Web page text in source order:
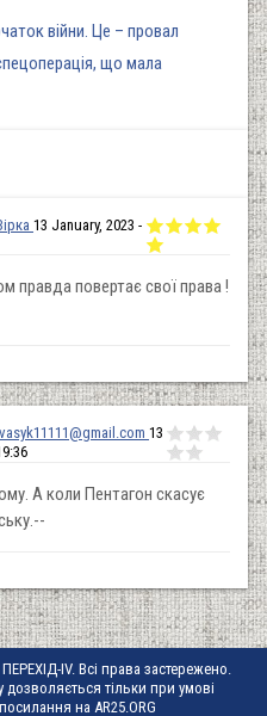
війни. Це – провал
що мала
13 January, 2023 -
правда повертає свої права !
13
А коли Пентагон скасує
IV. Всі права застережено.
дозволяється тільки при умові
на AR25.ORG